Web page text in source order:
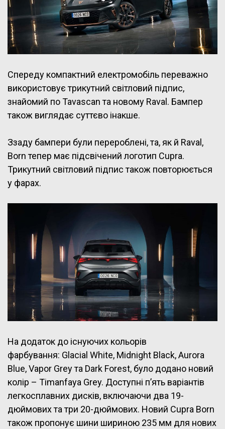
Спереду компактний електромобіль переважно
використовує трикутний світловий підпис,
знайомий по Tavascan та новому Raval. Бампер
також виглядає суттєво інакше.
Ззаду бампери були перероблені, та, як й Raval,
Born тепер має підсвічений логотип Cupra.
Трикутний світловий підпис також повторюється
у фарах.
На додаток до існуючих кольорів
фарбування: Glacial White, Midnight Black, Aurora
Blue, Vapor Grey та Dark Forest, було додано новий
колір – Timanfaya Grey. Доступні п’ять варіантів
легкосплавних дисків, включаючи два 19-
дюймових та три 20-дюймових. Новий Cupra Born
також пропонує шини шириною 235 мм для нових